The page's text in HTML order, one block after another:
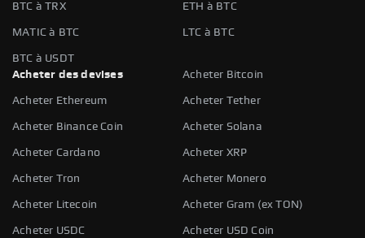
BTC à TRX ETH à BTC
MATIC à BTC LTC à BTC
BTC à USDT
Acheter des devises
Acheter Bitcoin
Acheter Ethereum Acheter Tether
Acheter Binance Coin Acheter Solana
Acheter Cardano Acheter XRP
Acheter Tron Acheter Monero
Acheter Litecoin Acheter Gram (ex TON)
Acheter USDC Acheter USD Coin